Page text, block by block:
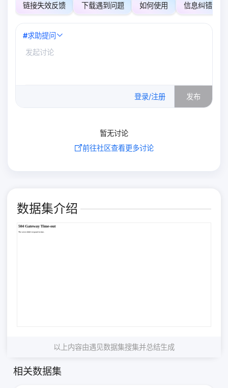
链接失效反馈 下载遇到问题 如何使用 信息纠错
#求助提问
登录/注册 发布
暂无讨论
前往社区查看更多讨论
数据集介绍
以上内容由遇见数据集搜集并总结生成
相关数据集